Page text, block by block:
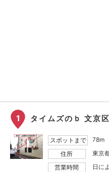
1 タイムズのｂ 文京
スポットまで
78m
住所
東京
営業時間
日に